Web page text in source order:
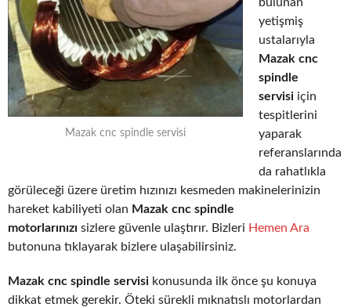
Mazak cnc spindle servisi
yetişmiş
ustalarıyla
Mazak cnc
spindle
servisi için
tespitlerini
yaparak
referanslarında
da rahatlıkla
görüleceği üzere üretim hızınızı kesmeden makinelerinizin
hareket kabiliyeti olan Mazak cnc spindle
motorlarınızı sizlere güvenle ulaştırır. Bizleri Hemen Ara
butonuna tıklayarak bizlere ulaşabilirsiniz.
Mazak cnc spindle servisi konusunda ilk önce şu konuya
dikkat etmek gerekir. Öteki sürekli mıknatıslı motorlardan